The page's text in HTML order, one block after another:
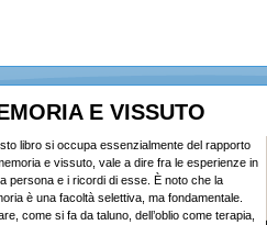
E VISSUTO
libro si occupa essenzialmente del rapporto
e vissuto, vale a dire fra le esperienze in
persona e i ricordi di esse. È noto che la
è una facoltà selettiva, ma fondamentale.
come si fa da taluno, dell’oblio come terapia,